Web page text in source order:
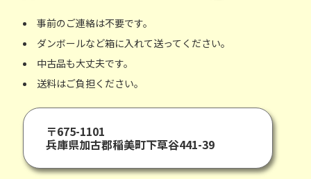
事前のご連絡は不要です。
ダンボールなど箱に入れて送ってください。
中古品も大丈夫です。
送料はご負担ください。
〒675-1101
兵庫県加古郡稲美町下草谷441-39